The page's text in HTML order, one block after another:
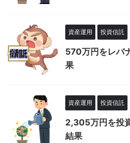
資産運用 投資信託
570万円をレバ
果
資産運用 投資信託
2,305万円を投
結果